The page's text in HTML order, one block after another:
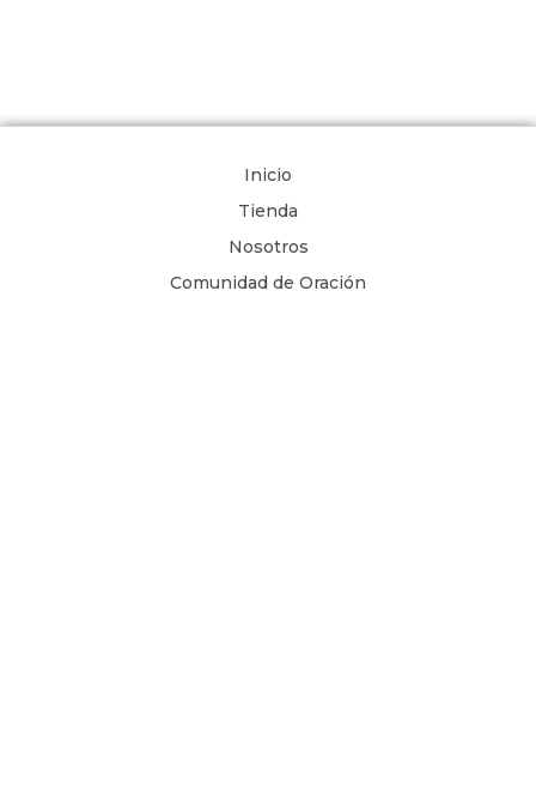
Inicio
Tienda
Nosotros
Comunidad de Oración